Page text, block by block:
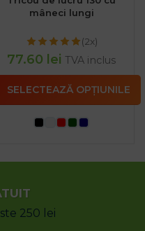
mâneci lungi
(2x)
77.60 lei TVA inclus
SELECTEAZĂ OPȚIUNILE
250 lei